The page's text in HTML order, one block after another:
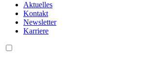
Aktuelles
Kontakt
Newsletter
Karriere